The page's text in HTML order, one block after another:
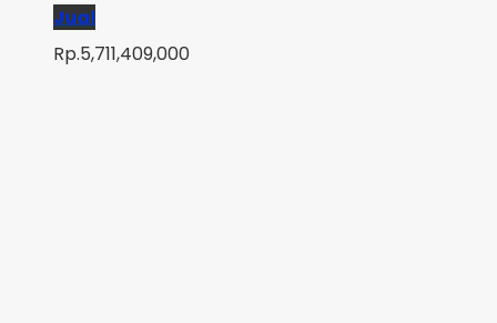
Jual
Rp.5,711,409,000